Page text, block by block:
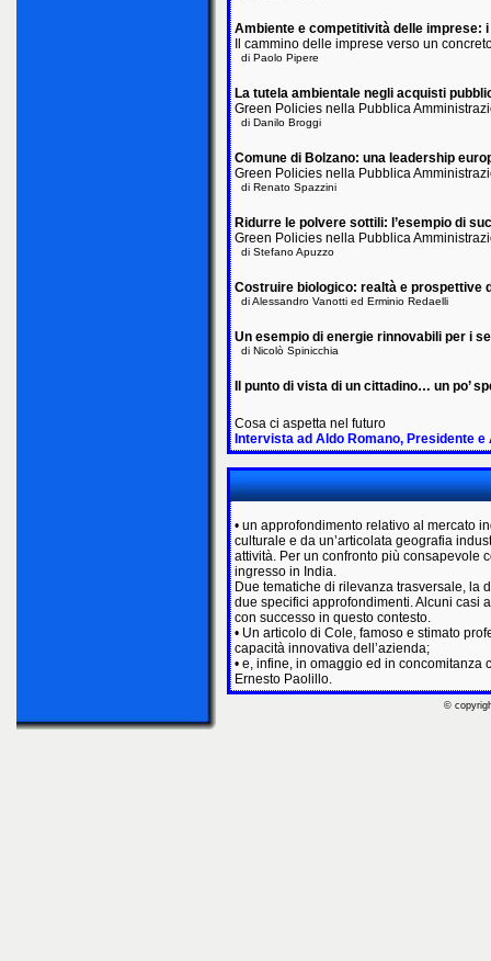
Ambiente e competitività delle imprese:
Il cammino delle imprese verso un
di Paolo Pipere
La tutela ambientale negli acquisti
Green Policies nella Pubblica
di Danilo Broggi
Comune di Bolzano: una leadership
Green Policies nella Pubblica
di Renato Spazzini
Ridurre le polvere sottili: l’esempio di
Green Policies nella Pubblica
di Stefano Apuzzo
Costruire biologico: realtà e prospettive
di Alessandro Vanotti ed Erminio Redaelli
Un esempio di energie rinnovabili per i
di Nicolò Spinicchia
Il punto di vista di un cittadino… un po’
Cosa ci aspetta nel futuro
Intervista ad Aldo Romano, Presidente
• un approfondimento relativo al mercato
culturale e da un’articolata geografia
attività. Per un confronto più consapevole
ingresso in India.
Due tematiche di rilevanza trasversale, la
due specifici approfondimenti. Alcuni casi
con successo in questo contesto.
• Un articolo di Cole, famoso e stimato
capacità innovativa dell’azienda;
• e, infine, in omaggio ed in concomitanza
Ernesto Paolillo.
©